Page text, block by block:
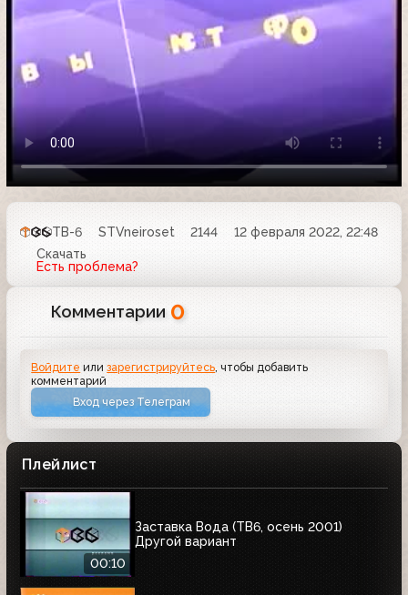
ТВ-6 STVneiroset 2144
12 февраля 2022, 22:48
Скачать
Есть проблема?
Комментарии 0
Войдите илизарегистрируйтесь, чтобы добавить
комментарий
Вход через Телеграм
Плейлист
00:10
Заставка Вода (ТВ6, осень 2001)
Другой вариант